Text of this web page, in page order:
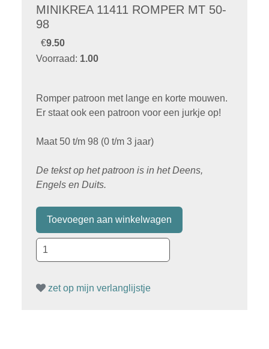
MINIKREA 11411 ROMPER MT 50-
98
€9.50
Voorraad: 1.00
Romper patroon met lange en korte mouwen.
Er staat ook een patroon voor een jurkje op!
Maat 50 t/m 98 (0 t/m 3 jaar)
De tekst op het patroon is in het Deens,
Engels en Duits.
zet op mijn verlanglijstje